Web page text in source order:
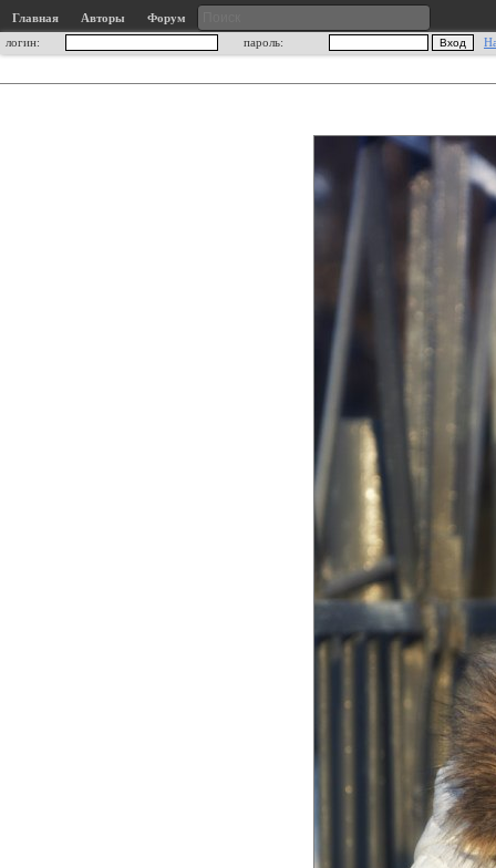
Главная Авторы
Форум
логин:
пароль: